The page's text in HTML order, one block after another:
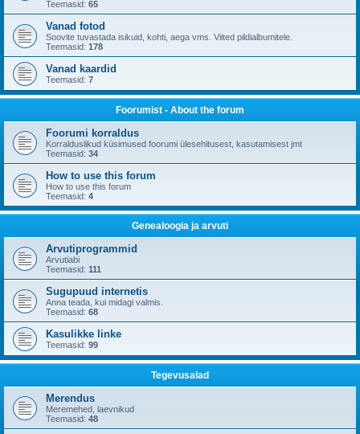
Teemasid: 65
Vanad fotod
Soovite tuvastada isikuid, kohti, aega vms. Viited pildialbumitele.
Teemasid: 178
Vanad kaardid
Teemasid: 7
Foorumist - About the forum
Foorumi korraldus
Korralduslikud küsimused foorumi ülesehitusest, kasutamisest jmt
Teemasid: 34
How to use this forum
How to use this forum
Teemasid: 4
Genealoogia ja arvuti
Arvutiprogrammid
Arvutiabi
Teemasid: 111
Sugupuud internetis
Anna teada, kui midagi valmis.
Teemasid: 68
Kasulikke linke
Teemasid: 99
Tegevusalad
Merendus
Meremehed, laevnikud
Teemasid: 48